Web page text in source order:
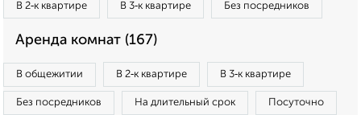
В 2‑к квартире В 3‑к квартире Без посредников
Аренда комнат (167)
В общежитии В 2‑к квартире В 3‑к квартире
Без посредников На длительный срок Посуточно